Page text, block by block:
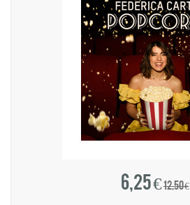
6,25 €12,50 €